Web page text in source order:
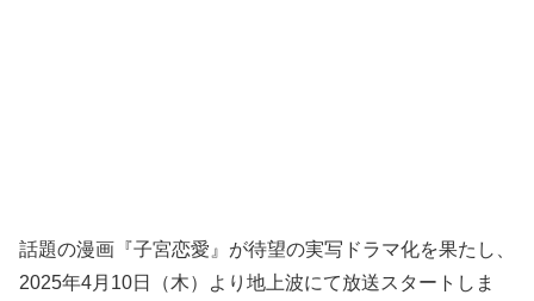
話題の漫画『子宮恋愛』が待望の実写ドラマ化を果たし、
2025年4月10日（木）より地上波にて放送スタートしま